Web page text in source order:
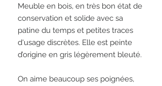
Meuble en bois, en très bon état de
conservation et solide avec sa
patine du temps et petites traces
d'usage discrètes. Elle est peinte
d’origine en gris légèrement bleuté.
On aime beaucoup ses poignées,